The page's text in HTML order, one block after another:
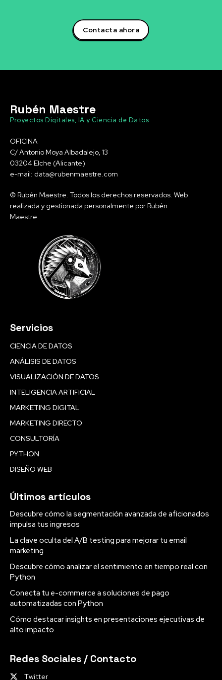
Contacta ahora
Rubén Maestre
Proyectos Digitales, IA y Ciencia de Datos
OFICINA
C/ Antonio Moya Albadalejo, 13
03204 Elche (Alicante)
e-mail: data@rubenmaestre.com
© Rubén Maestre. Todos los derechos reservados. Web
realizada y gestionada personalmente por Rubén
Maestre.
Servicios
CIENCIA DE DATOS
ANÁLISIS DE DATOS
VISUALIZACIÓN DE DATOS
INTELIGENCIA ARTIFICIAL
MARKETING DIGITAL
MARKETING DIRECTO
CONSULTORÍA
PYTHON
DISEÑO WEB
Últimos artículos
Descubre cómo la segmentación avanzada de aficionados
impulsa tus ingresos
La clave oculta del A/B testing para mejorar tu email
marketing
Descubre cómo analizar el sentimiento en tiempo real con
Python
Conecta tu e-commerce a soluciones de pago
automatizadas con Python
Cómo destacar insights en presentaciones ejecutivas de
alto impacto
Redes Sociales / Contacto
Twitter